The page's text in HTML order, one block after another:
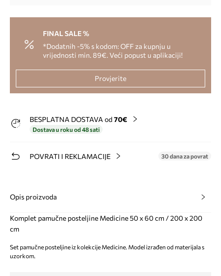
FINAL SALE %
*Dodatnih -5% s kodom: OFF za kupnju u
vrijednosti min. 89€. Veći popust u aplikaciji!
Provjerite
BESPLATNA DOSTAVA od 70€
Dostava u roku od 48 sati
POVRATI I REKLAMACIJE 30 dana za povrat
Opis proizvoda
Komplet pamučne posteljine Medicine 50 x 60 cm / 200 x 200
cm
Set pamučne posteljine iz kolekcije Medicine. Model izrađen od materijala s
uzorkom.